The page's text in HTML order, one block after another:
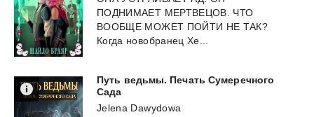
ПОДНИМАЕТ МЕРТВЕЦОВ. ЧТО
ВООБЩЕ МОЖЕТ ПОЙТИ НЕ ТАК?
Когда новобранец Хе...
Путь ведьмы. Печать Сумеречного
Сада
Jelena Dawydowa